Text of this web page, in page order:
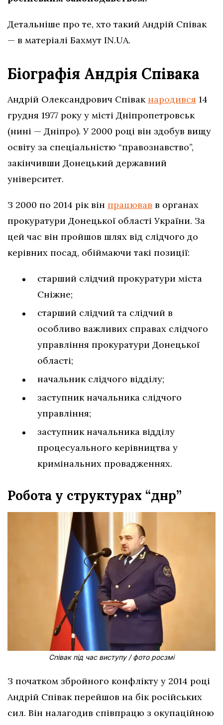
Детальніше про те, хто такий Андрій Співак
— в матеріалі Бахмут IN.UA.
Біографія Андрія Співака
Андрій Олександрович Співак народився 14
грудня 1977 року у місті Дніпропетровськ
(нині — Дніпро). У 2000 році він здобув вищу
освіту за спеціальністю “правознавство”,
закінчивши Донецький державний
університет.
З 2000 по 2014 рік він працював в органах
прокуратури Донецької області України. За
цей час він пройшов шлях від слідчого до
керівних посад, обіймаючи такі позиції:
старший слідчий прокуратури міста
Сніжне;
старший слідчий та слідчий в
особливо важливих справах слідчого
управління прокуратури Донецької
області;
начальник слідчого відділу;
заступник начальника слідчого
управління;
заступник начальника відділу
процесуального керівництва у
кримінальних провадженнях.
Робота у структурах “днр”
Співак під час виступу / фото росзмі
З початком збройного конфлікту у 2014 році
Андрій Співак перейшов на бік російських
сил. Він налагодив співпрацю з окупаційною